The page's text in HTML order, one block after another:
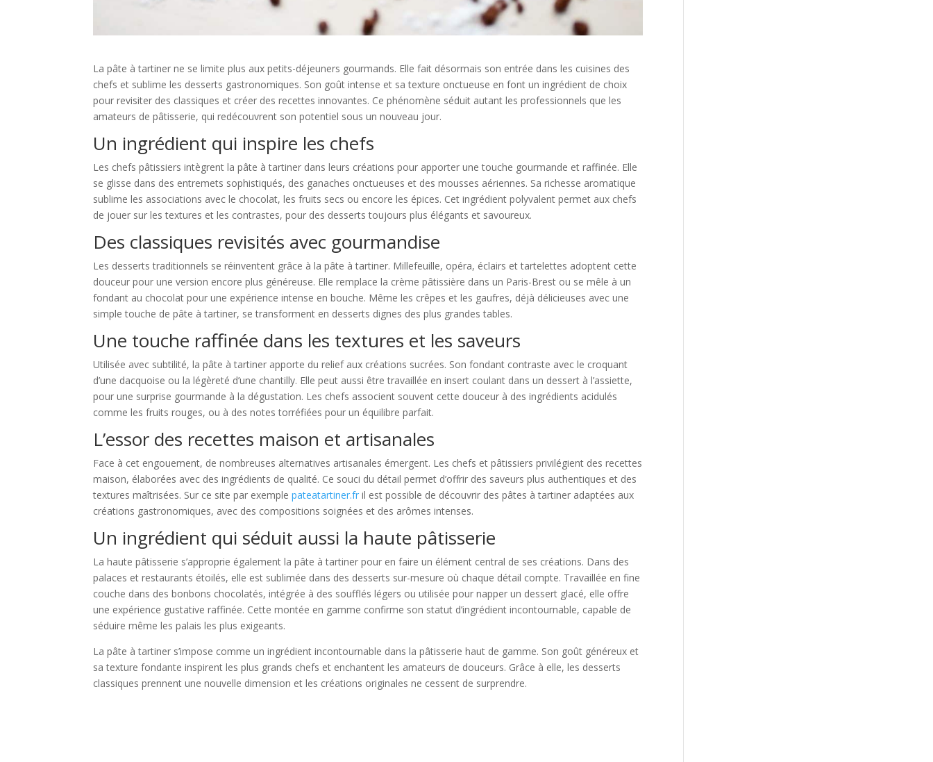
La pâte à tartiner ne se limite plus aux petits-déjeuners gourmands. Elle fait désormais son entrée dans les cuisines des
chefs et sublime les desserts gastronomiques. Son goût intense et sa texture onctueuse en font un ingrédient de choix
pour revisiter des classiques et créer des recettes innovantes. Ce phénomène séduit autant les professionnels que les
amateurs de pâtisserie, qui redécouvrent son potentiel sous un nouveau jour.
Un ingrédient qui inspire les chefs
Les chefs pâtissiers intègrent la pâte à tartiner dans leurs créations pour apporter une touche gourmande et raffinée. Elle
se glisse dans des entremets sophistiqués, des ganaches onctueuses et des mousses aériennes. Sa richesse aromatique
sublime les associations avec le chocolat, les fruits secs ou encore les épices. Cet ingrédient polyvalent permet aux chefs
de jouer sur les textures et les contrastes, pour des desserts toujours plus élégants et savoureux.
Des classiques revisités avec gourmandise
Les desserts traditionnels se réinventent grâce à la pâte à tartiner. Millefeuille, opéra, éclairs et tartelettes adoptent cette
douceur pour une version encore plus généreuse. Elle remplace la crème pâtissière dans un Paris-Brest ou se mêle à un
fondant au chocolat pour une expérience intense en bouche. Même les crêpes et les gaufres, déjà délicieuses avec une
simple touche de pâte à tartiner, se transforment en desserts dignes des plus grandes tables.
Une touche raffinée dans les textures et les saveurs
Utilisée avec subtilité, la pâte à tartiner apporte du relief aux créations sucrées. Son fondant contraste avec le croquant
d’une dacquoise ou la légèreté d’une chantilly. Elle peut aussi être travaillée en insert coulant dans un dessert à l’assiette,
pour une surprise gourmande à la dégustation. Les chefs associent souvent cette douceur à des ingrédients acidulés
comme les fruits rouges, ou à des notes torréfiées pour un équilibre parfait.
L’essor des recettes maison et artisanales
Face à cet engouement, de nombreuses alternatives artisanales émergent. Les chefs et pâtissiers privilégient des recettes
maison, élaborées avec des ingrédients de qualité. Ce souci du détail permet d’offrir des saveurs plus authentiques et des
textures maîtrisées. Sur ce site par exemplepateatartiner.fr il est possible de découvrir des pâtes à tartiner adaptées aux
créations gastronomiques, avec des compositions soignées et des arômes intenses.
Un ingrédient qui séduit aussi la haute pâtisserie
La haute pâtisserie s’approprie également la pâte à tartiner pour en faire un élément central de ses créations. Dans des
palaces et restaurants étoilés, elle est sublimée dans des desserts sur-mesure où chaque détail compte. Travaillée en fine
couche dans des bonbons chocolatés, intégrée à des soufflés légers ou utilisée pour napper un dessert glacé, elle offre
une expérience gustative raffinée. Cette montée en gamme confirme son statut d’ingrédient incontournable, capable de
séduire même les palais les plus exigeants.
La pâte à tartiner s’impose comme un ingrédient incontournable dans la pâtisserie haut de gamme. Son goût généreux et
sa texture fondante inspirent les plus grands chefs et enchantent les amateurs de douceurs. Grâce à elle, les desserts
classiques prennent une nouvelle dimension et les créations originales ne cessent de surprendre.